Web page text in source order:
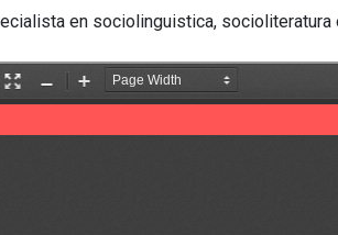
en sociolinguistica,